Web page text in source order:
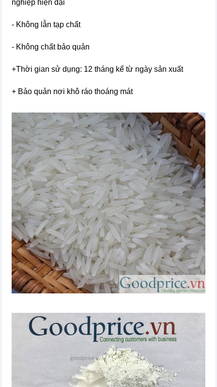
nghiệp hiện đại
- Không lẫn tạp chất
- Không chất bảo quản
+Thời gian sử dụng: 12 tháng kể từ ngày sản xuất
+ Bảo quản nơi khô ráo thoáng mát